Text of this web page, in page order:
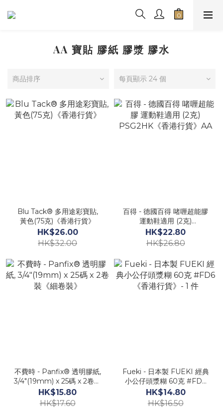
AA 寶貼 膠紙 膠漿 膠水
商品排序 每頁顯示 24 個
Blu Tack® 多用途彩寶貼,
黃色(75克)《香港行貨》
HK$26.00
HK$32.00
百得 - 德國百得 啫喱超能膠
運動鞋適用 (2克)
PSG2HK《香港行貨》AA
HK$22.80
HK$26.80
不費時 - Panfix® 透明膠紙,
3/4"(19mm) x 25碼 x 2卷裝
《細卷裝》
HK$15.80
HK$17.60
Fueki - 日本製 FUEKI 經典
小公仔頭漿糊 60克 #FD6
《香港行貨》- 1 件
HK$14.80
HK$16.50